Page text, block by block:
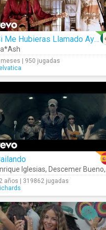
Si Me Hubieras Llamado Ayer
meses | 950 jugadas
Iglesias, Descemer Bueno,
años | 319862 jugadas